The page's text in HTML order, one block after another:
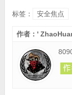
标签： 安全焦点
作者：'